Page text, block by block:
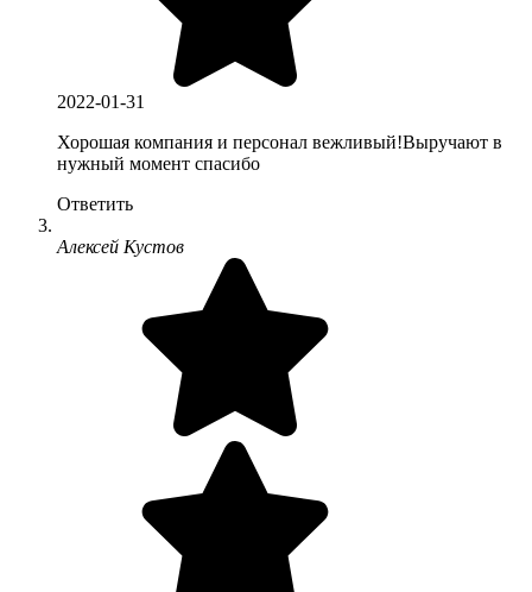
2022-01-31
Хорошая компания и персонал вежливый!Выручают в
нужный момент спасибо
Ответить
Алексей Кустов